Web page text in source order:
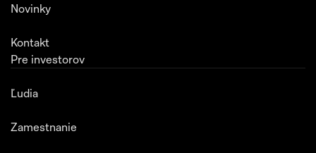
Novinky
Kontakt
Pre investorov
Ľudia
Zamestnanie